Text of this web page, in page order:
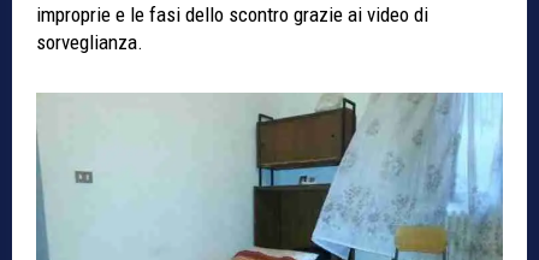
improprie e le fasi dello scontro grazie ai video di
sorveglianza.